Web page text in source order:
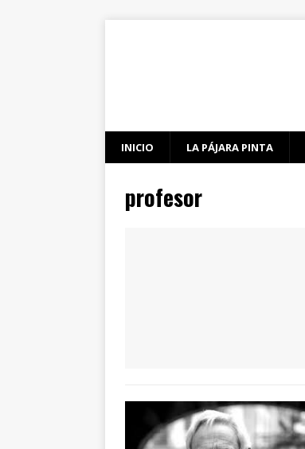
INICIO LA PÁJARA PINTA
profesor